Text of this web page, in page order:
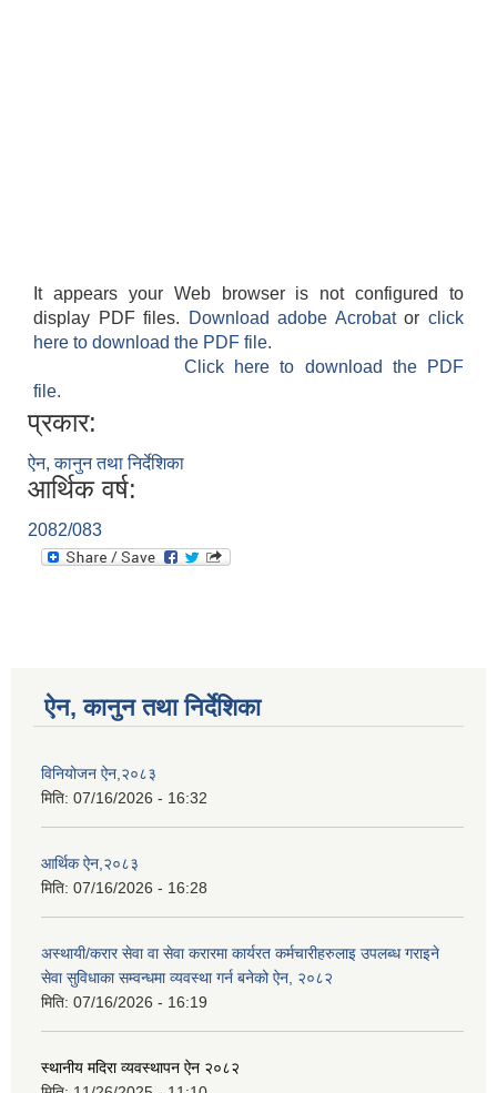
It appears your Web browser is not configured to
display PDF files.
Download adobe Acrobatorclick
here to download the PDF file.
Click here to download the PDF
file.
प्रकार:
ऐन, कानुन तथा निर्देशिका
आर्थिक वर्ष:
2082/083
ऐन, कानुन तथा निर्देशिका
विनियोजन ऐन,२०८३
मिति: 07/16/2026 - 16:32
आर्थिक ऐन,२०८३
मिति: 07/16/2026 - 16:28
अस्थायी/करार सेवा वा सेवा करारमा कार्यरत कर्मचारीहरुलाइ उपलब्ध गराइने
सेवा सुविधाका सम्वन्धमा व्यवस्था गर्न बनेको ऐन, २०८२
मिति: 07/16/2026 - 16:19
स्थानीय मदिरा व्यवस्थापन ऐन २०८२